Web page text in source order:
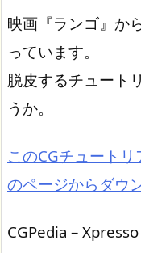
映画『ランゴ』か
っています。
脱皮するチュート
うか。
このCGチュート
のページからダウ
CGPedia –